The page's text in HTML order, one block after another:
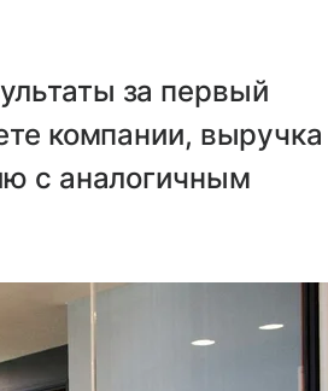
за первый
компании, выручка
с аналогичным